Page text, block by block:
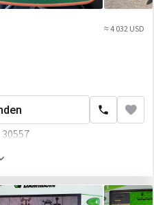
≈ 4 032 USD
30557
200000 mm
300000 mm